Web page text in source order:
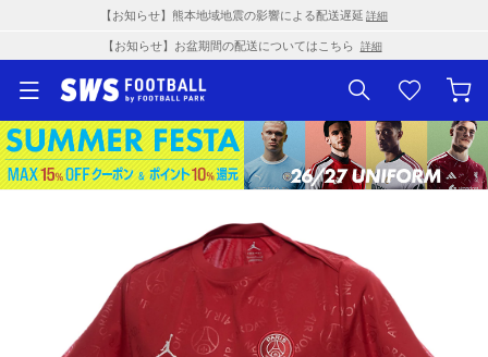
【お知らせ】熊本地域地震の影響による配送遅延 詳細
【お知らせ】お盆期間の配送についてはこちら 詳細